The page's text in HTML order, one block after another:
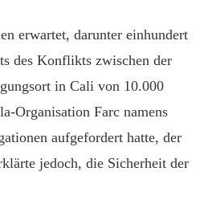
erwartet, darunter einhundert
des Konflikts zwischen der
in Cali von 10.000
Organisation Farc namens
aufgefordert hatte, der
jedoch, die Sicherheit der